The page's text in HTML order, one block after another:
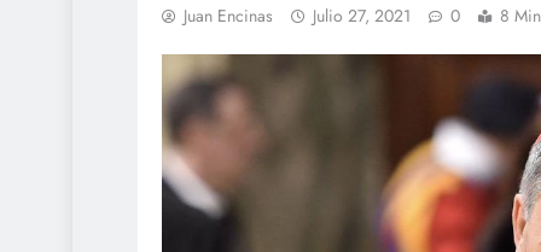
Juan Encinas Julio 27, 2021 0 8